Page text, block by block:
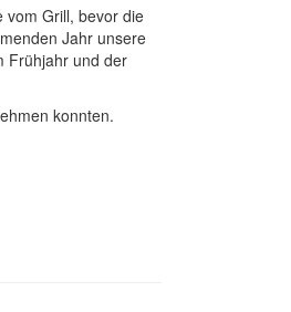
vom Grill, bevor die
Jahr unsere
Frühjahr und der
konnten.